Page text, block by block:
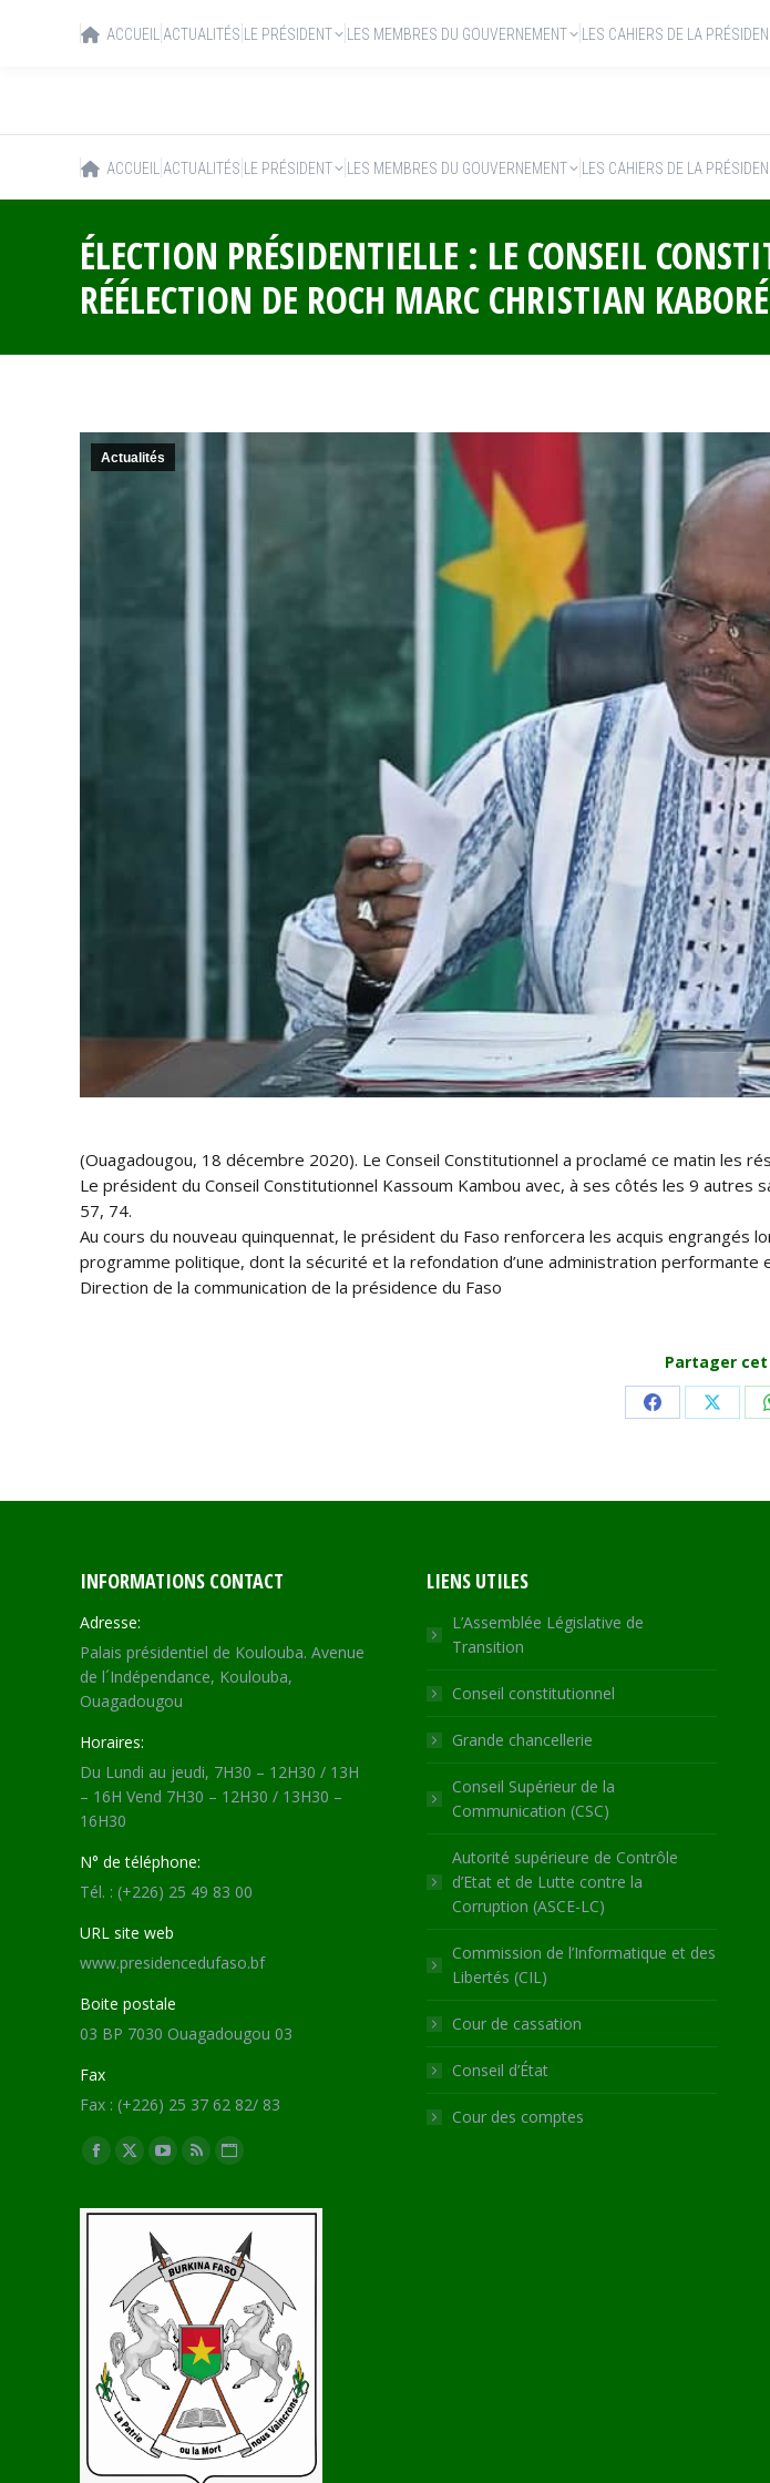
ACCUEIL ACTUALITÉS LE PRÉSIDENT LES MEMBRES DU GOUVERNEMENT LES CAHIERS DE LA
ÉLECTION PRÉSIDENTIELLE : LE CONSEIL
RÉÉLECTION DE ROCH MARC CHRISTIAN KABORÉ
Actualités
(Ouagadougou, 18 décembre 2020). Le Conseil Constitutionnel a proclamé ce matin les
Le président du Conseil Constitutionnel Kassoum Kambou avec, à ses côtés les 9 autres
57, 74.
Au cours du nouveau quinquennat, le président du Faso renforcera les acquis
programme politique, dont la sécurité et la refondation d’une administration performante
Direction de la communication de la présidence du Faso
Partager
Share Share
INFORMATIONS CONTACT
Adresse:
Palais présidentiel de Koulouba. Avenue
de l´Indépendance, Koulouba,
Ouagadougou
Horaires:
Du Lundi au jeudi, 7H30 – 12H30 / 13H
– 16H Vend 7H30 – 12H30 / 13H30 –
16H30
N° de téléphone:
Tél. : (+226) 25 49 83 00
URL site web
www.presidencedufaso.bf
Boite postale
03 BP 7030 Ouagadougou 03
Fax
Fax : (+226) 25 37 62 82/ 83
Trouvez nous sur :
Facebook
opens
window
X
opens
new
window
YouTube
opens
in
new
window
RSS
opens
new
window
Site
page
opens
in
new
window
LIENS UTILES
L’Assemblée Législative de
Transition
Conseil constitutionnel
Grande chancellerie
Conseil Supérieur de la
Communication (CSC)
Autorité supérieure de Contrôle
d’Etat et de Lutte contre la
Corruption (ASCE-LC)
Commission de l’Informatique et des
Libertés (CIL)
Cour de cassation
Conseil d’État
Cour des comptes
ACCUEIL ACTUALITÉS LE PRÉSIDENT LES MEMBRES DU GOUVERNEMENT LES CAHIERS DE LA